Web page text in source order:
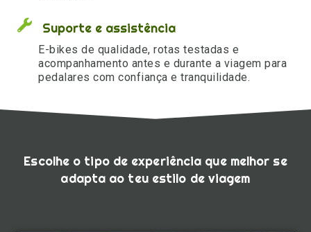
Suporte e assistência
E-bikes de qualidade, rotas testadas e
acompanhamento antes e durante a viagem para
pedalares com confiança e tranquilidade.
Escolhe o tipo de experiência que melhor se
adapta ao teu estilo de viagem